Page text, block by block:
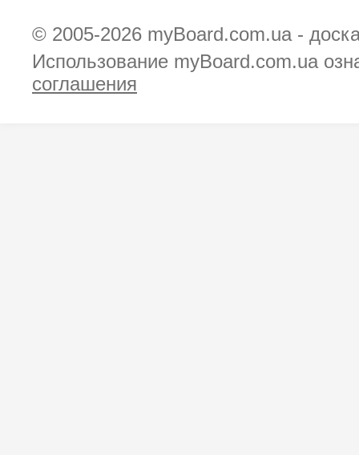
© 2005-2026 myBoard.com.ua -
Использование myBoard.com.ua
соглашения